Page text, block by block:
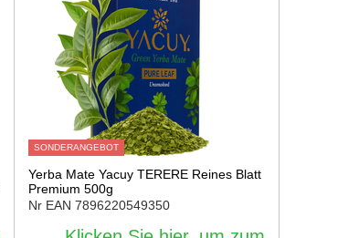
SONDERANGEBOT
Yerba Mate Yacuy TERERE Reines Blatt
Premium 500g
Nr EAN 7896220549350